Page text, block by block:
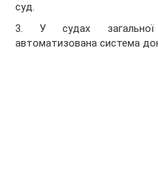
суд.
3. У судах загальної
автоматизована система